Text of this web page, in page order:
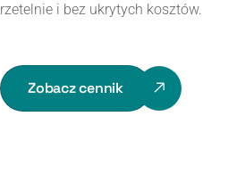
rzetelnie i bez ukrytych kosztów.
Zobacz cennik